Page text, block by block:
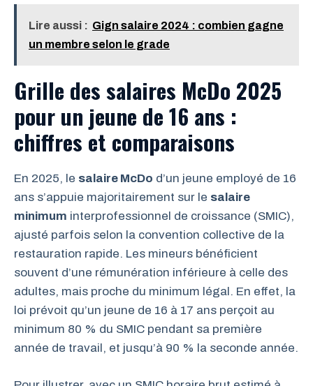
Lire aussi : Gign salaire 2024 : combien gagne
un membre selon le grade
Grille des salaires McDo 2025
pour un jeune de 16 ans :
chiffres et comparaisons
En 2025, le salaire McDo d’un jeune employé de 16
ans s’appuie majoritairement sur le salaire
minimum interprofessionnel de croissance (SMIC),
ajusté parfois selon la convention collective de la
restauration rapide. Les mineurs bénéficient
souvent d’une rémunération inférieure à celle des
adultes, mais proche du minimum légal. En effet, la
loi prévoit qu’un jeune de 16 à 17 ans perçoit au
minimum 80 % du SMIC pendant sa première
année de travail, et jusqu’à 90 % la seconde année.